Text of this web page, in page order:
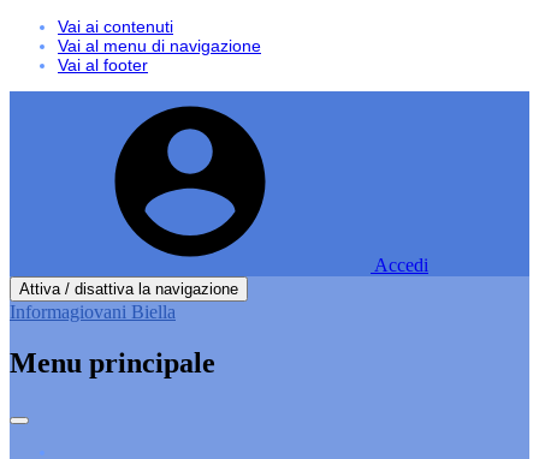
Vai ai contenuti
Vai al menu di navigazione
Vai al footer
Accedi
Attiva / disattiva la navigazione
Informagiovani Biella
Menu principale